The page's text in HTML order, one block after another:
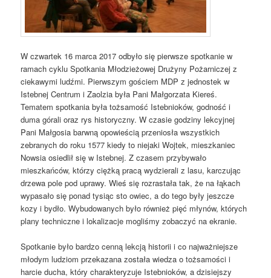
W czwartek 16 marca 2017 odbyło się pierwsze spotkanie w
ramach cyklu Spotkania Młodzieżowej Drużyny Pożarniczej z
ciekawymi ludźmi. Pierwszym gościem MDP z jednostek w
Istebnej Centrum i Zaolzia była Pani Małgorzata Kiereś.
Tematem spotkania była tożsamość Istebnioków, godność i
duma górali oraz rys historyczny. W czasie godziny lekcyjnej
Pani Małgosia barwną opowieścią przeniosła wszystkich
zebranych do roku 1577 kiedy to niejaki Wojtek, mieszkaniec
Nowsia osiedlił się w Istebnej. Z czasem przybywało
mieszkańców, którzy ciężką pracą wydzierali z lasu, karczując
drzewa pole pod uprawy. Wieś się rozrastała tak, że na łąkach
wypasało się ponad tysiąc sto owiec, a do tego były jeszcze
kozy i bydło. Wybudowanych było również pięć młynów, których
plany techniczne i lokalizacje mogliśmy zobaczyć na ekranie.
Spotkanie było bardzo cenną lekcją historii i co najważniejsze
młodym ludziom przekazana została wiedza o tożsamości i
harcie ducha, który charakteryzuje Istebnioków, a dzisiejszy